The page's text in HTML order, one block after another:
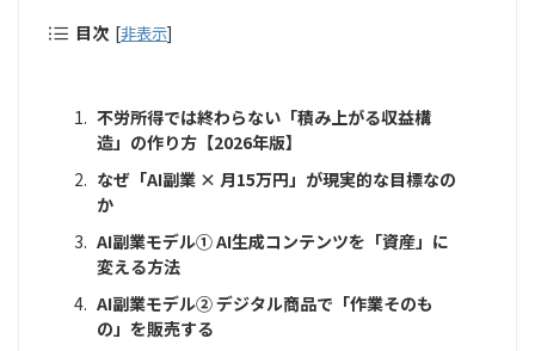
目次 [非表示]
不労所得では終わらない「積み上がる収益構
造」の作り方【2026年版】
なぜ「AI副業 × 月15万円」が現実的な目標なの
か
AI副業モデル① AI生成コンテンツを「資産」に
変える方法
AI副業モデル② デジタル商品で「作業そのも
の」を販売する